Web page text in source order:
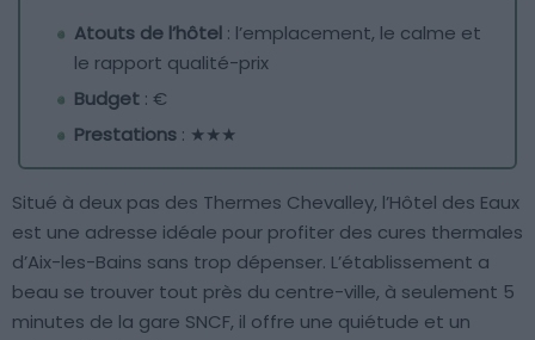
Atouts de l’hôtel : l’emplacement, le calme et
le rapport qualité-prix
Budget : €
Prestations : ★★★
Situé à deux pas des Thermes Chevalley, l’Hôtel des Eaux
est une adresse idéale pour profiter des cures thermales
d’Aix-les-Bains sans trop dépenser. L’établissement a
beau se trouver tout près du centre-ville, à seulement 5
minutes de la gare SNCF, il offre une quiétude et un